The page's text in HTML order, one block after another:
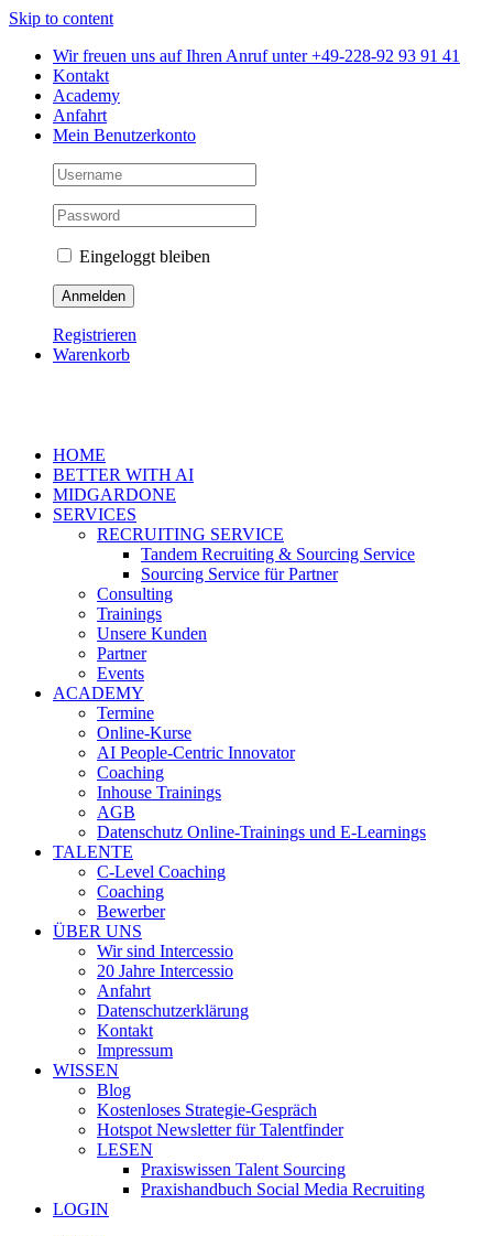
Skip to content
Wir freuen uns auf Ihren Anruf unter +49-228-92 93 91 41
Kontakt
Academy
Anfahrt
Mein Benutzerkonto
Eingeloggt bleiben
Registrieren
Warenkorb
HOME
BETTER WITH AI
MIDGARDONE
SERVICES
RECRUITING SERVICE
Tandem Recruiting & Sourcing Service
Sourcing Service für Partner
Consulting
Trainings
Unsere Kunden
Partner
Events
ACADEMY
Termine
Online-Kurse
AI People-Centric Innovator
Coaching
Inhouse Trainings
AGB
Datenschutz Online-Trainings und E-Learnings
TALENTE
C-Level Coaching
Coaching
Bewerber
ÜBER UNS
Wir sind Intercessio
20 Jahre Intercessio
Anfahrt
Datenschutzerklärung
Kontakt
Impressum
WISSEN
Blog
Kostenloses Strategie-Gespräch
Hotspot Newsletter für Talentfinder
LESEN
Praxiswissen Talent Sourcing
Praxishandbuch Social Media Recruiting
LOGIN